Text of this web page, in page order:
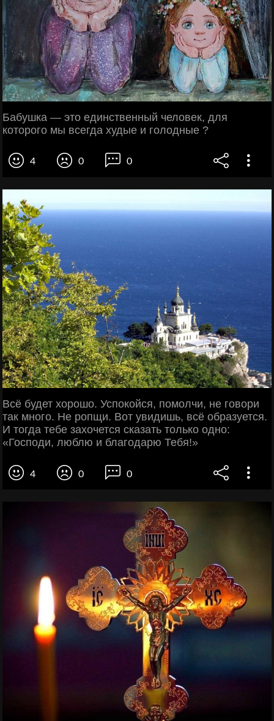
Бабушка — это единственный человек, для
которого мы всегда худые и голодные ?
4 0 0
Всё будет хорошо. Успокойся, помолчи, не говори
так много. Не ропщи. Вот увидишь, всё образуется.
И тогда тебе захочется сказать только одно:
«Господи, люблю и благодарю Тебя!»
4 0 0